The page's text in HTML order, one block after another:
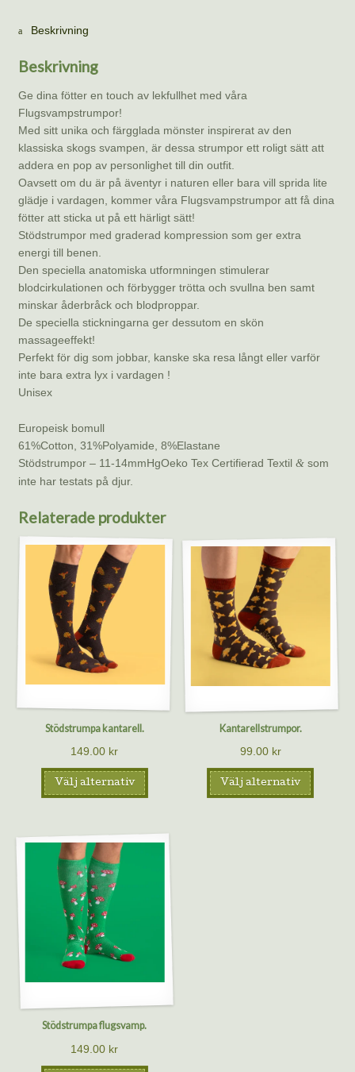
Beskrivning
Beskrivning
Ge dina fötter en touch av lekfullhet med våra
Flugsvampstrumpor!
Med sitt unika och färgglada mönster inspirerat av den
klassiska skogs svampen, är dessa strumpor ett roligt sätt att
addera en pop av personlighet till din outfit.
Oavsett om du är på äventyr i naturen eller bara vill sprida lite
glädje i vardagen, kommer våra Flugsvampstrumpor att få dina
fötter att sticka ut på ett härligt sätt!
Stödstrumpor med graderad kompression som ger extra
energi till benen.
Den speciella anatomiska utformningen stimulerar
blodcirkulationen och förbygger trötta och svullna ben samt
minskar åderbråck och blodproppar.
De speciella stickningarna ger dessutom en skön
massageeffekt!
Perfekt för dig som jobbar, kanske ska resa långt eller varför
inte bara extra lyx i vardagen !
Unisex
Europeisk bomull
61%Cotton, 31%Polyamide, 8%Elastane
Stödstrumpor – 11-14mmHgOeko Tex Certifierad Textil &som
inte har testats på djur.
Relaterade produkter
Stödstrumpa kantarell.
149.00 kr
Välj alternativ
Kantarellstrumpor.
99.00 kr
Välj alternativ
Stödstrumpa flugsvamp.
149.00 kr